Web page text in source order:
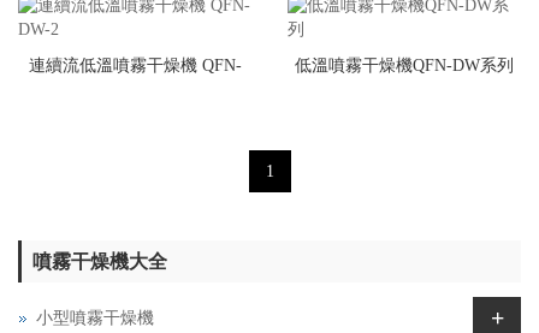
連續流低溫噴霧干燥機 QFN- 低溫噴霧干燥機QFN-DW系列
1
噴霧干燥機大全
小型噴霧干燥機 +